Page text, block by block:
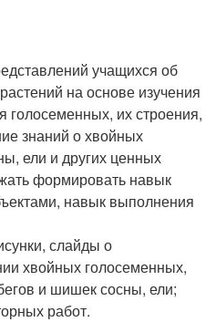
учащихся об
на основе изучения
голосеменных, их строения,
знаний о хвойных
ели и других ценных
формировать навык
навык выполнения
слайды о
хвойных голосеменных,
и шишек сосны, ели;
работ.